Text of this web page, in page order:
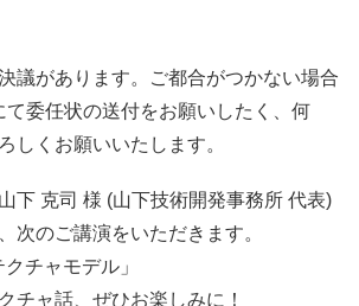
議があります。ご都合がつかない場合
委任状の送付をお願いしたく、何
しくお願いいたします。
下 克司 様 (山下技術開発事務所 代表)
次のご講演をいただきます。
チャモデル」
チャ話、ぜひお楽しみに！